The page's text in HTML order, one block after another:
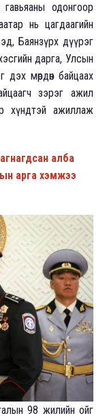
одонгоор
нь цагдаагийн
Баянзүрх дүүрэг
хэсгийн дарга, Улсын
дэх мөрдөн байцаах
зэрэг ажил
хүндтэй ажиллаж
алба
арга хэмжээ
98 жилийн ойг